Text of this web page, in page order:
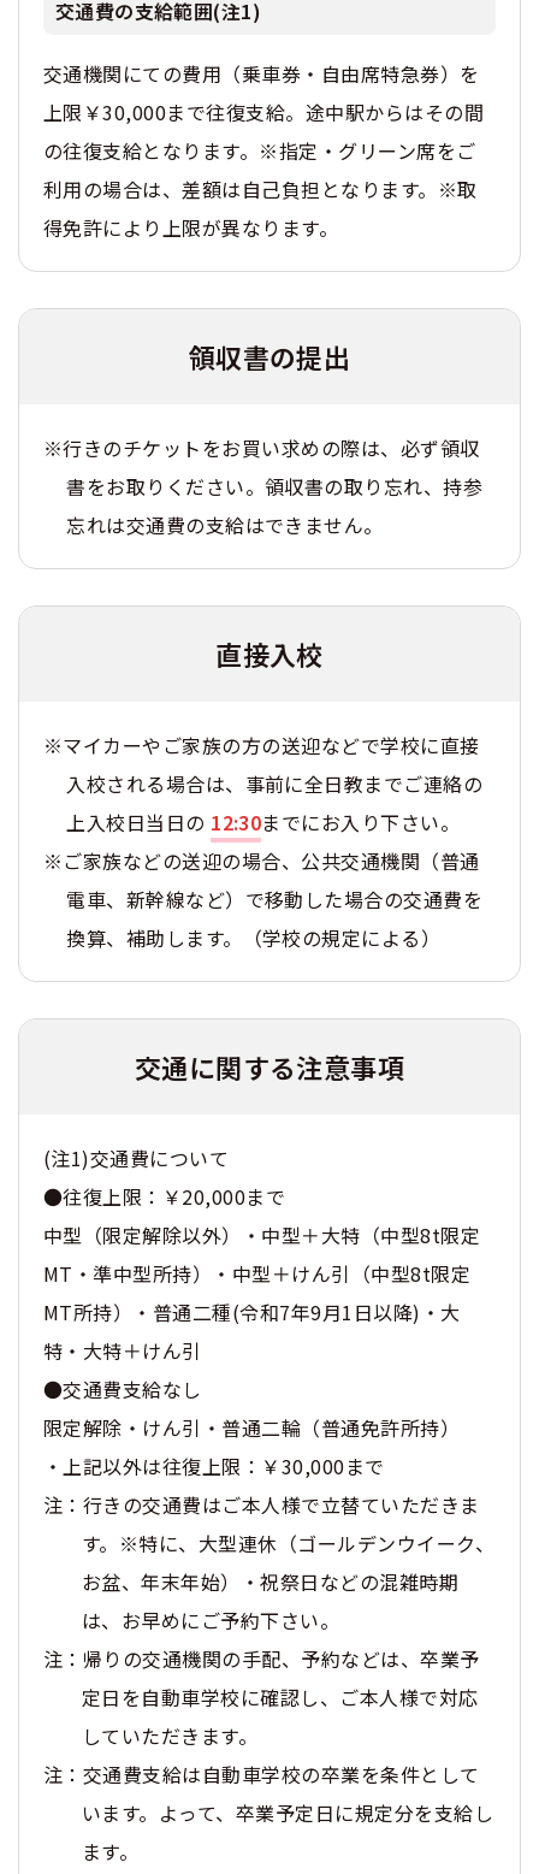
交通費の支給範囲(注1)
交通機関にての費用（乗車券・自由席特急券）を
上限￥30,000まで往復支給。途中駅からはその間
の往復支給となります。※指定・グリーン席をご
利用の場合は、差額は自己負担となります。※取
得免許により上限が異なります。
領収書の提出
※行きのチケットをお買い求めの際は、必ず領収
書をお取りください。領収書の取り忘れ、持参
忘れは交通費の支給はできません。
直接入校
※マイカーやご家族の方の送迎などで学校に直接
入校される場合は、事前に全日教までご連絡の
上入校日当日の 12:30までにお入り下さい。
※ご家族などの送迎の場合、公共交通機関（普通
電車、新幹線など）で移動した場合の交通費を
換算、補助します。（学校の規定による）
交通に関する注意事項
(注1)交通費について
●往復上限：￥20,000まで
中型（限定解除以外）・中型＋大特（中型8t限定
MT・準中型所持）・中型＋けん引（中型8t限定
MT所持）・普通二種(令和7年9月1日以降)・大
特・大特＋けん引
●交通費支給なし
限定解除・けん引・普通二輪（普通免許所持）
・上記以外は往復上限：￥30,000まで
注：行きの交通費はご本人様で立替ていただきま
す。※特に、大型連休（ゴールデンウイーク、
お盆、年末年始）・祝祭日などの混雑時期
は、お早めにご予約下さい。
注：帰りの交通機関の手配、予約などは、卒業予
定日を自動車学校に確認し、ご本人様で対応
していただきます。
注：交通費支給は自動車学校の卒業を条件として
います。よって、卒業予定日に規定分を支給し
ます。